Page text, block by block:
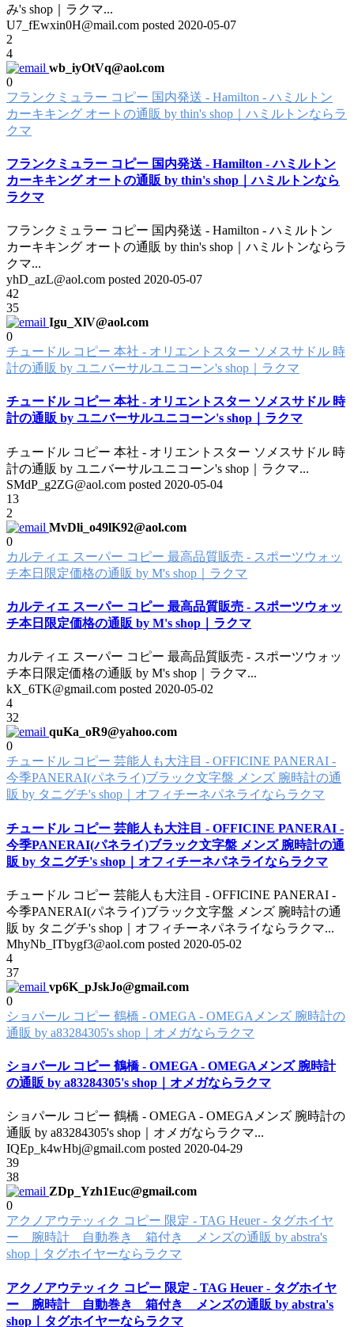
み's shop｜ラクマ...
U7_fEwxin0H@mail.com posted 2020-05-07
2
4
wb_iyOtVq@aol.com
0
フランクミュラー コピー 国内発送 - Hamilton - ハミルトン
カーキキング オートの通販 by thin's shop｜ハミルトンならラ
クマ
フランクミュラー コピー 国内発送 - Hamilton - ハミルトン
カーキキング オートの通販 by thin's shop｜ハミルトンなら
ラクマ
フランクミュラー コピー 国内発送 - Hamilton - ハミルトン
カーキキング オートの通販 by thin's shop｜ハミルトンならラ
クマ...
yhD_azL@aol.com posted 2020-05-07
42
35
Igu_XlV@aol.com
0
チュードル コピー 本社 - オリエントスター ソメスサドル 時
計の通販 by ユニバーサルユニコーン's shop｜ラクマ
チュードル コピー 本社 - オリエントスター ソメスサドル 時
計の通販 by ユニバーサルユニコーン's shop｜ラクマ
チュードル コピー 本社 - オリエントスター ソメスサドル 時
計の通販 by ユニバーサルユニコーン's shop｜ラクマ...
SMdP_g2ZG@aol.com posted 2020-05-04
13
2
MvDli_o49lK92@aol.com
0
カルティエ スーパー コピー 最高品質販売 - スポーツウォッ
チ本日限定価格の通販 by M's shop｜ラクマ
カルティエ スーパー コピー 最高品質販売 - スポーツウォッ
チ本日限定価格の通販 by M's shop｜ラクマ
カルティエ スーパー コピー 最高品質販売 - スポーツウォッ
チ本日限定価格の通販 by M's shop｜ラクマ...
kX_6TK@gmail.com posted 2020-05-02
4
32
quKa_oR9@yahoo.com
0
チュードル コピー 芸能人も大注目 - OFFICINE PANERAI -
今季PANERAI(パネライ)ブラック文字盤 メンズ 腕時計の通
販 by タニグチ's shop｜オフィチーネパネライならラクマ
チュードル コピー 芸能人も大注目 - OFFICINE PANERAI -
今季PANERAI(パネライ)ブラック文字盤 メンズ 腕時計の通
販 by タニグチ's shop｜オフィチーネパネライならラクマ
チュードル コピー 芸能人も大注目 - OFFICINE PANERAI -
今季PANERAI(パネライ)ブラック文字盤 メンズ 腕時計の通
販 by タニグチ's shop｜オフィチーネパネライならラクマ...
MhyNb_ITbygf3@aol.com posted 2020-05-02
4
37
vp6K_pJskJo@gmail.com
0
ショパール コピー 鶴橋 - OMEGA - OMEGAメンズ 腕時計の
通販 by a83284305's shop｜オメガならラクマ
ショパール コピー 鶴橋 - OMEGA - OMEGAメンズ 腕時計
の通販 by a83284305's shop｜オメガならラクマ
ショパール コピー 鶴橋 - OMEGA - OMEGAメンズ 腕時計の
通販 by a83284305's shop｜オメガならラクマ...
IQEp_k4wHbj@gmail.com posted 2020-04-29
39
38
ZDp_Yzh1Euc@gmail.com
0
アクノアウテッィク コピー 限定 - TAG Heuer - タグホイヤ
ー 腕時計 自動巻き 箱付き メンズの通販 by abstra's
shop｜タグホイヤーならラクマ
アクノアウテッィク コピー 限定 - TAG Heuer - タグホイヤ
ー 腕時計 自動巻き 箱付き メンズの通販 by abstra's
shop｜タグホイヤーならラクマ